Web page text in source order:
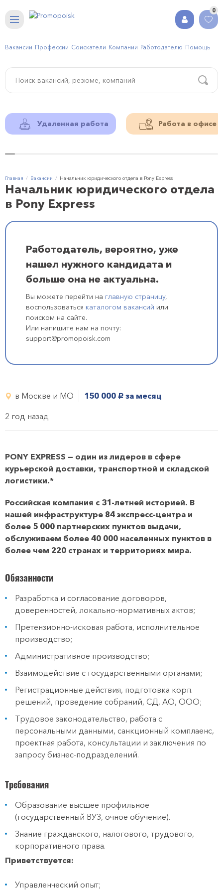
0
Вакансии Профессии Соискатели Компании Работодателю Помощь
Удаленная работа Работа в офисе
Главная Вакансии Начальник юридического отдела в Pony Express
Начальник юридического отдела
в Pony Express
Работодатель, вероятно, уже
нашел нужного кандидата и
больше она не актуальна.
Вы можете перейти на главную страницу,
воспользоваться каталогом вакансий или
поиском на сайте.
Или напишите нам на почту:
support@promopoisk.com
в Москве и МО 150 000 руб. за месяц
2 год назад
PONY EXPRESS — один из лидеров в сфере
курьерской доставки, транспортной и складской
логистики.*
Российская компания с 31-летней историей. В
нашей инфраструктуре 84 экспресс-центра и
более 5 000 партнерских пунктов выдачи,
обслуживаем более 40 000 населенных пунктов в
более чем 220 странах и территориях мира.
Обязанности
Разработка и согласование договоров,
доверенностей, локально-нормативных актов;
Претензионно-исковая работа, исполнительное
производство;
Административное производство;
Взаимодействие с государственными органами;
Регистрационные действия, подготовка корп.
решений, проведение собраний, СД, АО, ООО;
Трудовое законодательство, работа с
персональными данными, санкционный комплаенс,
проектная работа, консультации и заключения по
запросу бизнес-подразделений.
Требования
Образование высшее профильное
(государственный ВУЗ, очное обучение).
Знание гражданского, налогового, трудового,
корпоративного права.
Приветствуется:
Управленческий опыт;